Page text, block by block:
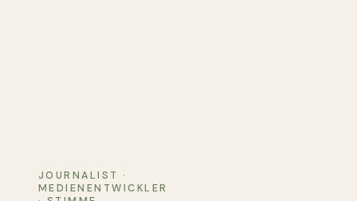
JOURNALIST ·
MEDIENENTWICKLER